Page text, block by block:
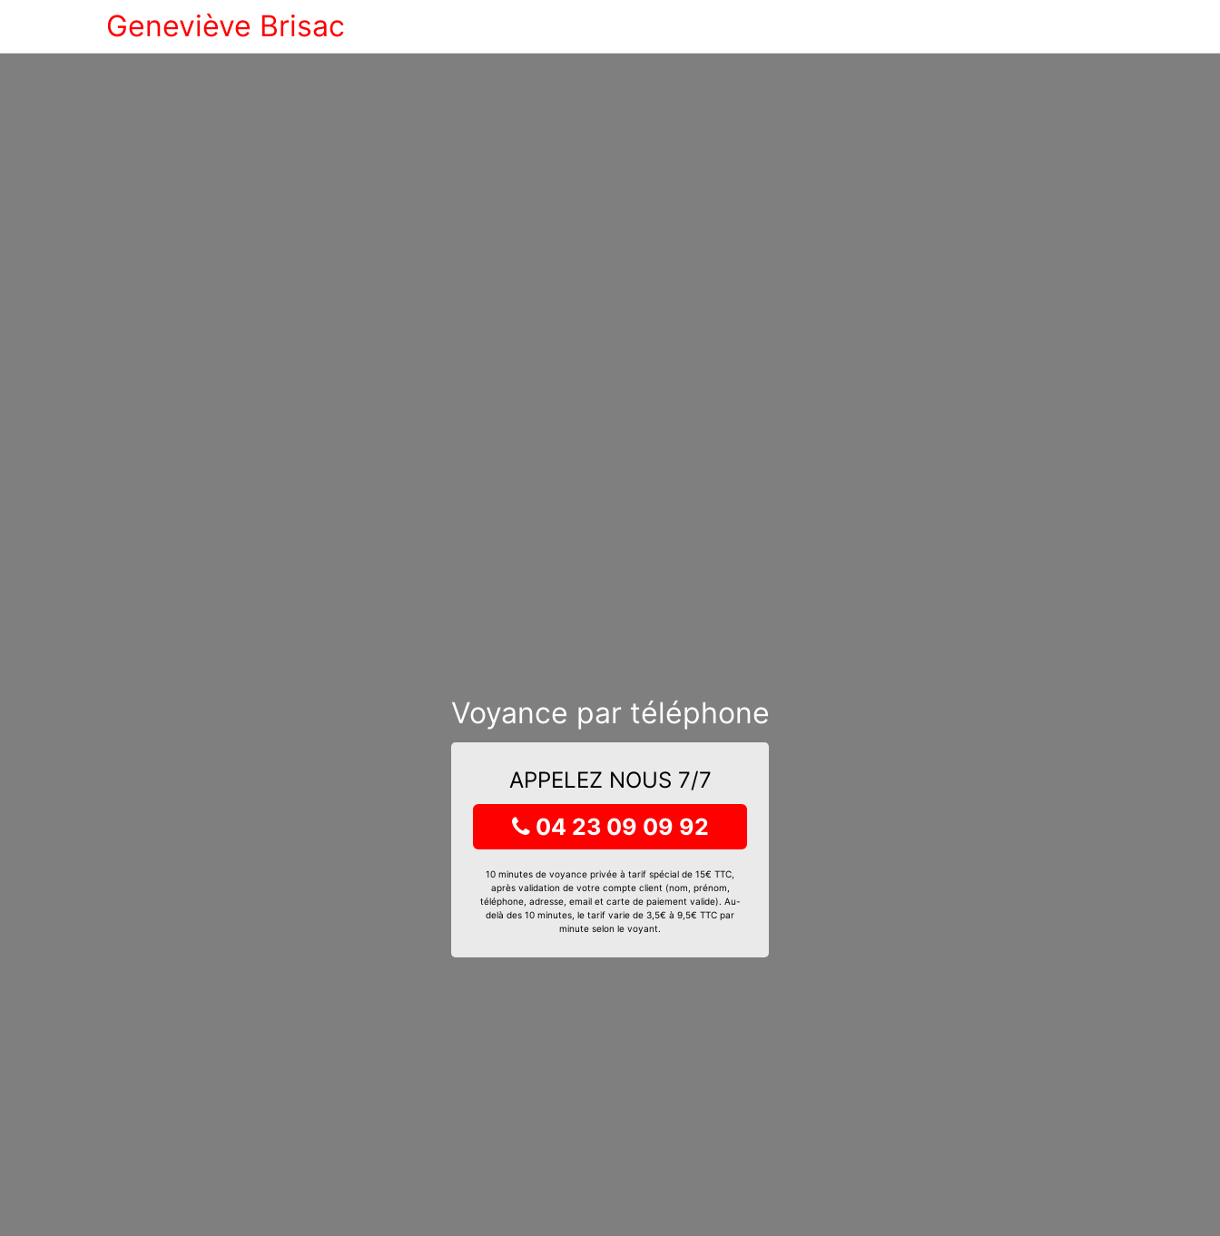
Geneviève Brisac
Voyance par téléphone
APPELEZ NOUS 7/7
04 23 09 09 92
10 minutes de voyance privée à tarif spécial de 15€ TTC,
après validation de votre compte client (nom, prénom,
téléphone, adresse, email et carte de paiement valide). Au-
delà des 10 minutes, le tarif varie de 3,5€ à 9,5€ TTC par
minute selon le voyant.